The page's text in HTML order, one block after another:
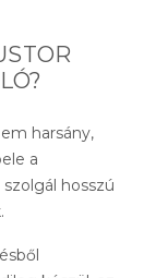
harsány,
a
hosszú